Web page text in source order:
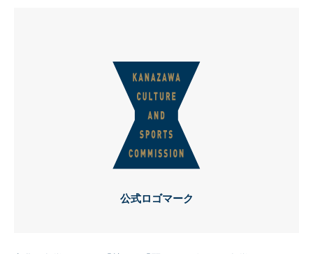
公式ロゴマーク